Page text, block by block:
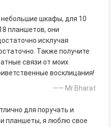
шкафы, для 10
планшетов, они
исклучая
Также получите
связи от моих
восклицания!
—— Mr.Bharat
для поручать и
планшеты, я люблю свое